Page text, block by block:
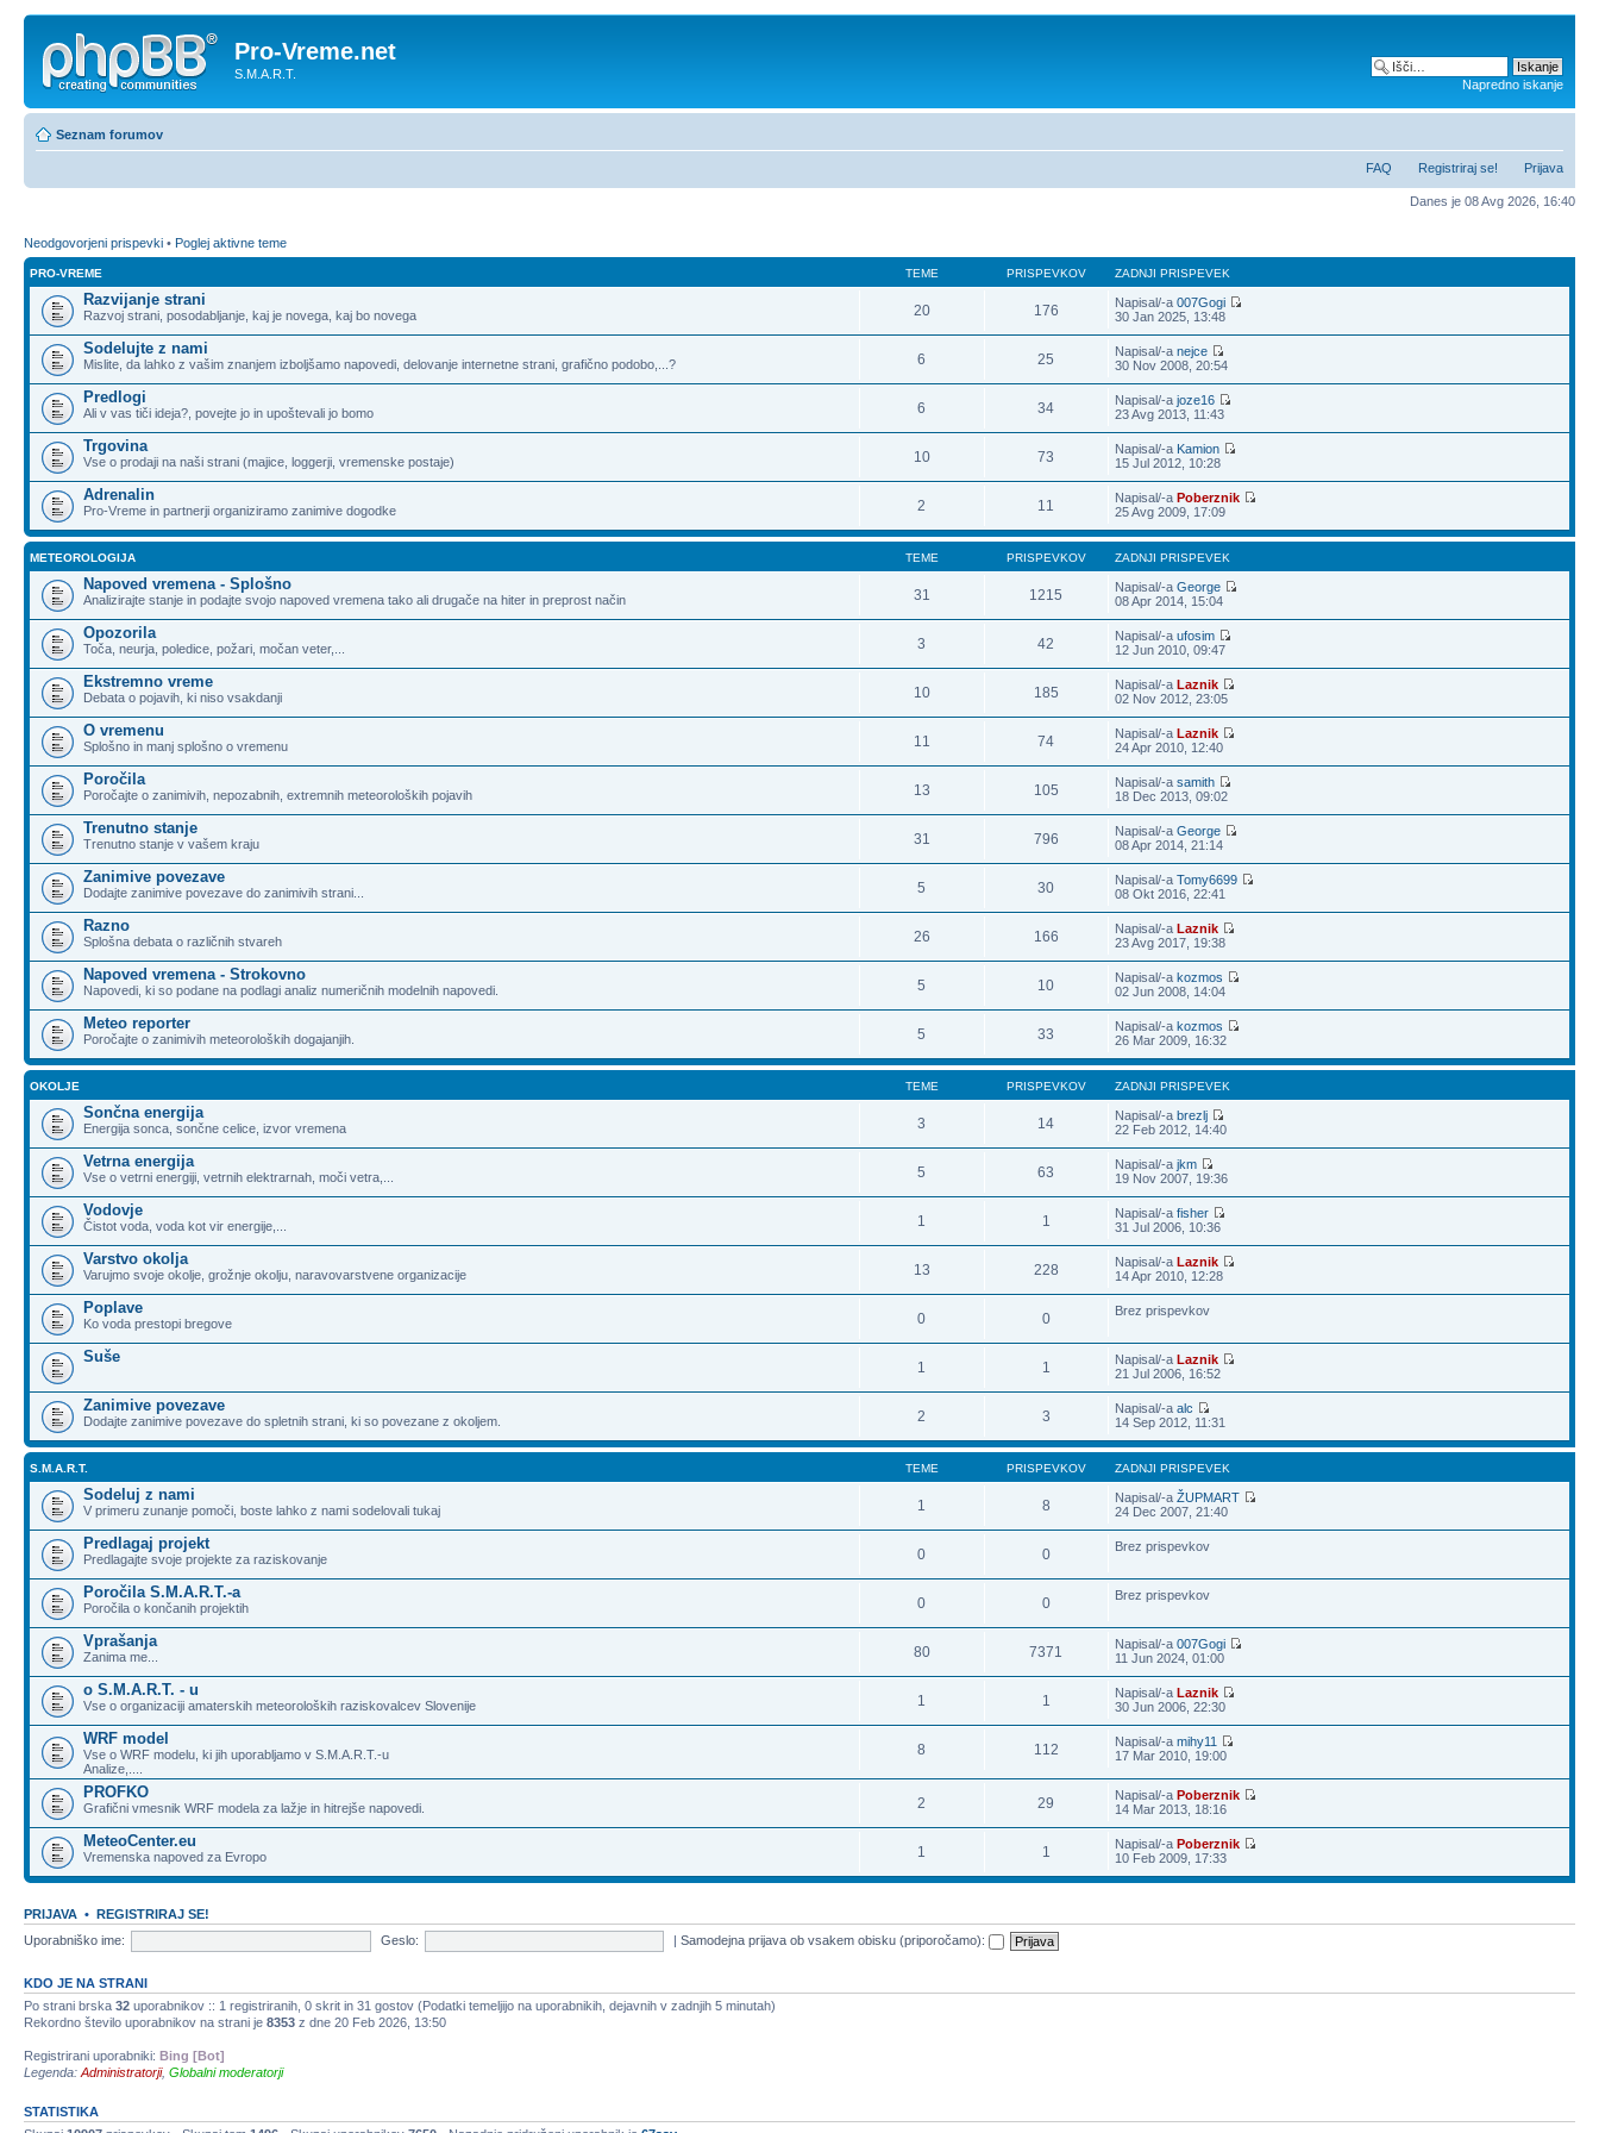
Pro-Vreme.net
S.M.A.R.T.
Napredno iskanje
Seznam forumov
FAQ Registriraj se! Prijava
Danes je 08 Avg 2026, 16:40
Neodgovorjeni prispevki • Poglej aktivne teme
PRO-VREME TEME PRISPEVKOV ZADNJI PRISPEVEK
Razvijanje strani
Razvoj strani, posodabljanje, kaj je novega, kaj bo novega 20 176 Napisal/-a007Gogi
30 Jan 2025, 13:48
Sodelujte z nami
Mislite, da lahko z vašim znanjem izboljšamo napovedi, delovanje internetne strani, grafično podobo,...? 6 25 Napisal/-anejce
30 Nov 2008, 20:54
Predlogi
Ali v vas tiči ideja?, povejte jo in upoštevali jo bomo 6 34 Napisal/-ajoze16
23 Avg 2013, 11:43
Trgovina
Vse o prodaji na naši strani (majice, loggerji, vremenske postaje) 10 73 Napisal/-a Kamion
15 Jul 2012, 10:28
Adrenalin
Pro-Vreme in partnerji organiziramo zanimive dogodke 2 11 Napisal/-aPoberznik
25 Avg 2009, 17:09
METEOROLOGIJA TEME PRISPEVKOV ZADNJI PRISPEVEK
Napoved vremena - Splošno
Analizirajte stanje in podajte svojo napoved vremena tako ali drugače na hiter in preprost način 31 1215 Napisal/-aGeorge
08 Apr 2014, 15:04
Opozorila
Toča, neurja, poledice, požari, močan veter,... 3 42 Napisal/-aufosim
12 Jun 2010, 09:47
Ekstremno vreme
Debata o pojavih, ki niso vsakdanji 10 185 Napisal/-aLaznik
02 Nov 2012, 23:05
O vremenu
Splošno in manj splošno o vremenu 11 74 Napisal/-aLaznik
24 Apr 2010, 12:40
Poročila
Poročajte o zanimivih, nepozabnih, extremnih meteoroloških pojavih 13 105 Napisal/-asamith
18 Dec 2013, 09:02
Trenutno stanje
Trenutno stanje v vašem kraju 31 796 Napisal/-aGeorge
08 Apr 2014, 21:14
Zanimive povezave
Dodajte zanimive povezave do zanimivih strani... 5 30 Napisal/-aTomy6699
08 Okt 2016, 22:41
Razno
Splošna debata o različnih stvareh 26 166 Napisal/-aLaznik
23 Avg 2017, 19:38
Napoved vremena - Strokovno
Napovedi, ki so podane na podlagi analiz numeričnih modelnih napovedi. 5 10 Napisal/-akozmos
02 Jun 2008, 14:04
Meteo reporter
Poročajte o zanimivih meteoroloških dogajanjih. 5 33 Napisal/-akozmos
26 Mar 2009, 16:32
OKOLJE TEME PRISPEVKOV ZADNJI PRISPEVEK
Sončna energija
Energija sonca, sončne celice, izvor vremena 3 14 Napisal/-abrezlj
22 Feb 2012, 14:40
Vetrna energija
Vse o vetrni energiji, vetrnih elektrarnah, moči vetra,... 5 63 Napisal/-ajkm
19 Nov 2007, 19:36
Vodovje
Čistot voda, voda kot vir energije,... 1 1 Napisal/-afisher
31 Jul 2006, 10:36
Varstvo okolja
Varujmo svoje okolje, grožnje okolju, naravovarstvene organizacije 13 228 Napisal/-aLaznik
14 Apr 2010, 12:28
Poplave
Ko voda prestopi bregove 0 0 Brez prispevkov
Suše
1 1 Napisal/-aLaznik
21 Jul 2006, 16:52
Zanimive povezave
Dodajte zanimive povezave do spletnih strani, ki so povezane z okoljem. 2 3 Napisal/-aalc
14 Sep 2012, 11:31
S.M.A.R.T. TEME PRISPEVKOV ZADNJI PRISPEVEK
Sodeluj z nami
V primeru zunanje pomoči, boste lahko z nami sodelovali tukaj 1 8 Napisal/-aŽUPMART
24 Dec 2007, 21:40
Predlagaj projekt
Predlagajte svoje projekte za raziskovanje 0 0 Brez prispevkov
Poročila S.M.A.R.T.-a
Poročila o končanih projektih 0 0 Brez prispevkov
Vprašanja
Zanima me... 80 7371 Napisal/-a007Gogi
11 Jun 2024, 01:00
o S.M.A.R.T. - u
Vse o organizaciji amaterskih meteoroloških raziskovalcev Slovenije 1 1 Napisal/-aLaznik
30 Jun 2006, 22:30
WRF model
Vse o WRF modelu, ki jih uporabljamo v S.M.A.R.T.-u
Analize,....
8 112 Napisal/-amihy11
17 Mar 2010, 19:00
PROFKO
Grafični vmesnik WRF modela za lažje in hitrejše napovedi. 2 29 Napisal/-aPoberznik
14 Mar 2013, 18:16
MeteoCenter.eu
Vremenska napoved za Evropo 1 1 Napisal/-aPoberznik
10 Feb 2009, 17:33
PRIJAVA • REGISTRIRAJ SE!
Uporabniško ime:
Geslo: |Samodejna prijava ob vsakem obisku (priporočamo):
KDO JE NA STRANI
Po strani brska 32 uporabnikov :: 1 registriranih, 0 skrit in 31 gostov (Podatki temeljijo na uporabnikih, dejavnih v zadnjih 5 minutah)
Rekordno število uporabnikov na strani je 8353 z dne 20 Feb 2026, 13:50
Registrirani uporabniki: Bing [Bot]
Legenda: Administratorji, Globalni moderatorji
STATISTIKA